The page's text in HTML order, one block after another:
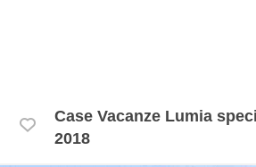
Case Vacanze Lumia
2018